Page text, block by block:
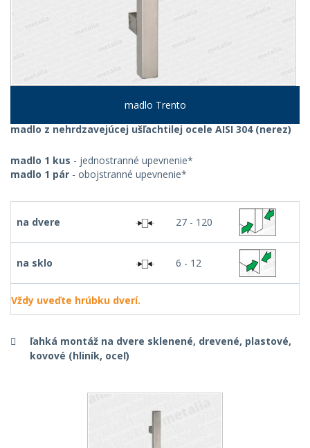
madlo Trento
madlo z nehrdzavejúcej ušľachtilej ocele AISI 304 (nerez)
madlo 1 kus - jednostranné upevnenie*
madlo 1 pár - obojstranné upevnenie*
na dvere 27 - 120
na sklo 6 - 12
Vždy uveďte hrúbku dverí.
ľahká montáž na dvere sklenené, drevené, plastové,
kovové (hliník, oceľ)